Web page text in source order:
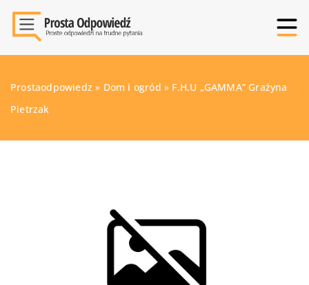
Prostaodpowiedz » Dom i ogród » F.H.U „GAMMA” Grażyna
Pietrzak